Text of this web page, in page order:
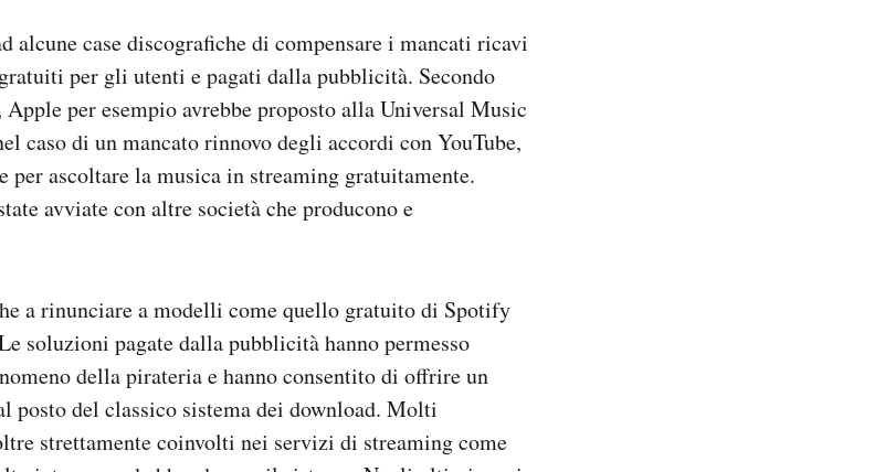
alcune case discografiche di compensare i mancati ricavi
per gli utenti e pagati dalla pubblicità. Secondo
per esempio avrebbe proposto alla Universal Music
caso di un mancato rinnovo degli accordi con YouTube,
ascoltare la musica in streaming gratuitamente.
avviate con altre società che producono e
a rinunciare a modelli come quello gratuito di Spotify
soluzioni pagate dalla pubblicità hanno permesso
della pirateria e hanno consentito di offrire un
posto del classico sistema dei download. Molti
strettamente coinvolti nei servizi di streaming come